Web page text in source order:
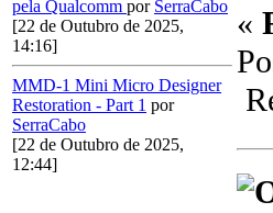
pela Qualcomm por SerraCabo
[22 de Outubro de 2025,
14:16]
MMD-1 Mini Micro Designer
Restoration - Part 1 por
SerraCabo
[22 de Outubro de 2025,
12:44]
«